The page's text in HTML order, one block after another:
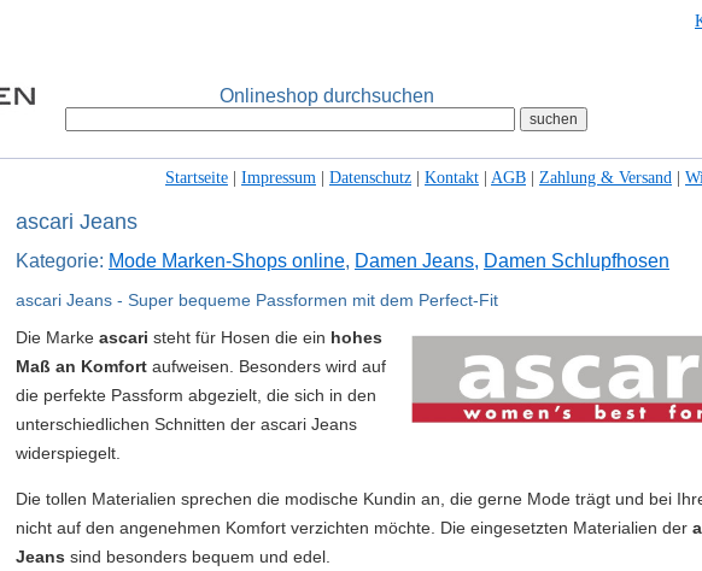
Onlineshop durchsuchen
Startseite Impressum Datenschutz Kontakt AGB Zahlung & Versand
ascari Jeans
Kategorie: Mode Marken-Shops online, Damen Jeans, Damen Schlupfhosen
ascari Jeans - Super bequeme Passformen mit dem Perfect-Fit
Die Marke ascari steht für Hosen die ein hohes
Maß an Komfort aufweisen. Besonders wird auf
die perfekte Passform abgezielt, die sich in den
unterschiedlichen Schnitten der ascari Jeans
widerspiegelt.
Die tollen Materialien sprechen die modische Kundin an, die gerne Mode trägt und bei
nicht auf den angenehmen Komfort verzichten möchte. Die eingesetzten Materialien der
Jeans sind besonders bequem und edel.